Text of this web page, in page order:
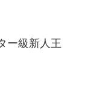
ー級新人王